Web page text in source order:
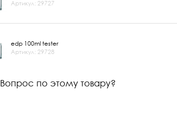
Артикул: 29727
edp 100ml tester
Артикул: 29728
Вопрос по этому товару?